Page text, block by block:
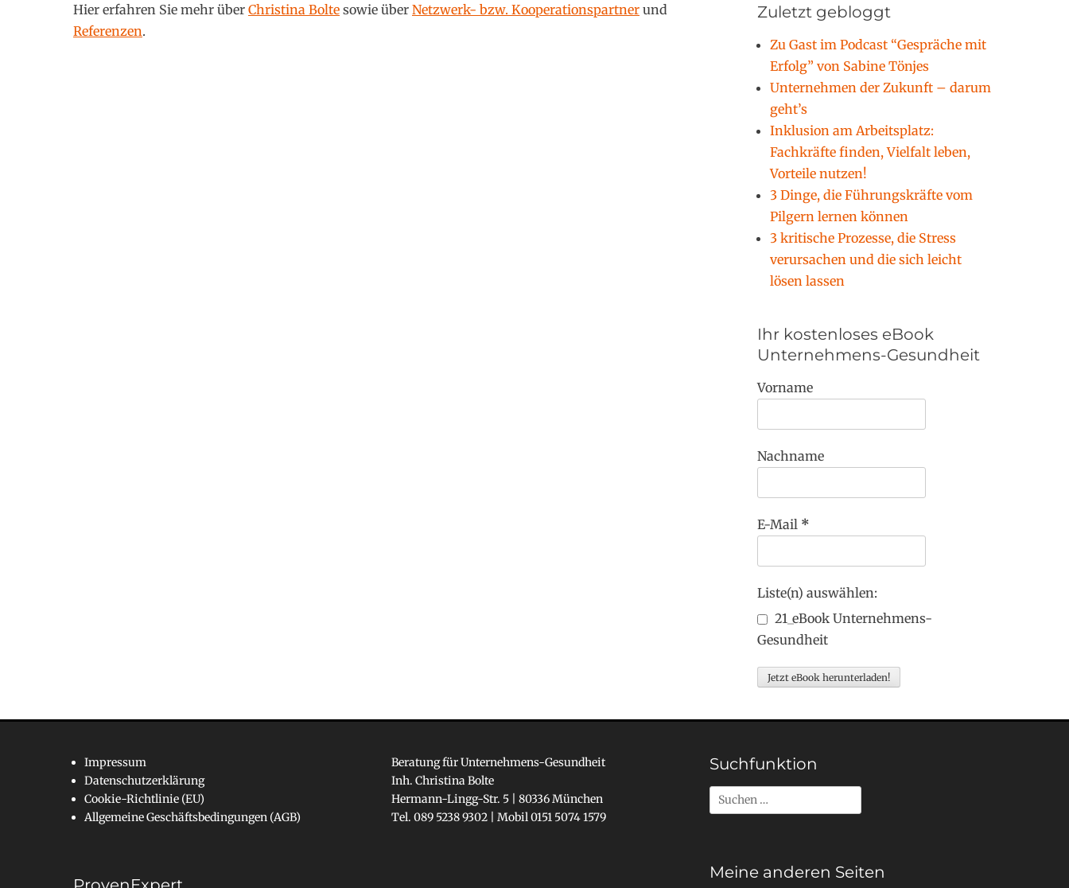
Hier erfahren Sie mehr über Christina Bolte sowie über Netzwerk- bzw. Kooperationspartner und
Referenzen.
Zuletzt gebloggt
Zu Gast im Podcast “Gespräche mit
Erfolg” von Sabine Tönjes
Unternehmen der Zukunft – darum
geht’s
Inklusion am Arbeitsplatz:
Fachkräfte finden, Vielfalt leben,
Vorteile nutzen!
3 Dinge, die Führungskräfte vom
Pilgern lernen können
3 kritische Prozesse, die Stress
verursachen und die sich leicht
lösen lassen
Ihr kostenloses eBook
Unternehmens-Gesundheit
Vorname
Nachname
E-Mail *
Liste(n) auswählen:
21_eBook Unternehmens-
Gesundheit
Impressum
Datenschutzerklärung
Cookie-Richtlinie (EU)
Allgemeine Geschäftsbedingungen (AGB)
Beratung für Unternehmens-Gesundheit
Inh. Christina Bolte
Hermann-Lingg-Str. 5 | 80336 München
Tel. 089 5238 9302 | Mobil 0151 5074 1579
Suchfunktion
Suchen
nach:
Meine anderen Seiten